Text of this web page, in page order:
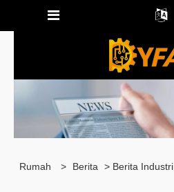
Rumah > Berita > Berita Industri